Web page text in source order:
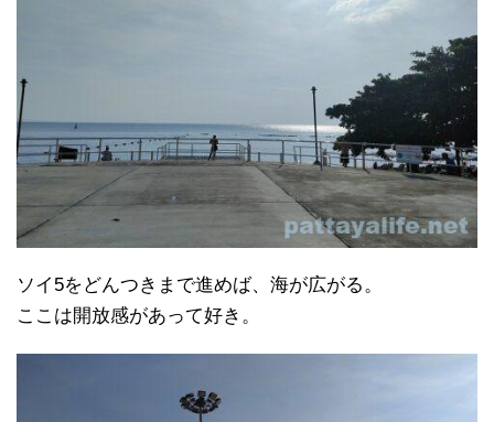
ソイ5をどんつきまで進めば、海が広がる。
ここは開放感があって好き。